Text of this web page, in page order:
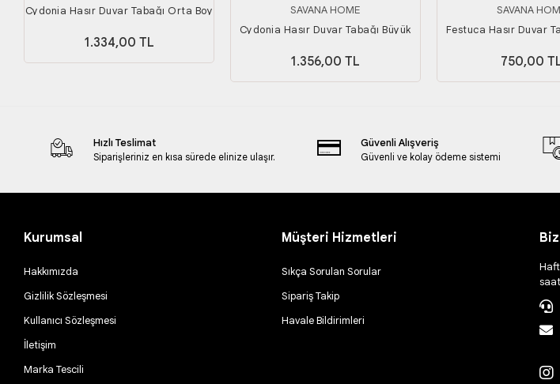
Cydonia Hasır Duvar Tabağı Orta Boy
1.334,00 TL
SAVANA HOME
Cydonia Hasır Duvar Tabağı Büyük
1.356,00 TL
SAVANA
Festuca Hasır Duvar
750,00
Hızlı Teslimat
Siparişleriniz en kısa sürede elinize ulaşır.
Güvenli Alışveriş
Güvenli ve kolay ödeme sistemi
Kurumsal
Hakkımızda
Gizlilik Sözleşmesi
Kullanıcı Sözleşmesi
İletişim
Marka Tescili
Müşteri Hizmetleri
Sıkça Sorulan Sorular
Sipariş Takip
Havale Bildirimleri